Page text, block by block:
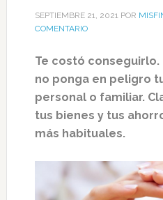
SEPTIEMBRE 21, 2021POR
COMENTARIO
Te costó
no ponga en peligro
personal o familiar.
tus bienes y tus
más habituales.